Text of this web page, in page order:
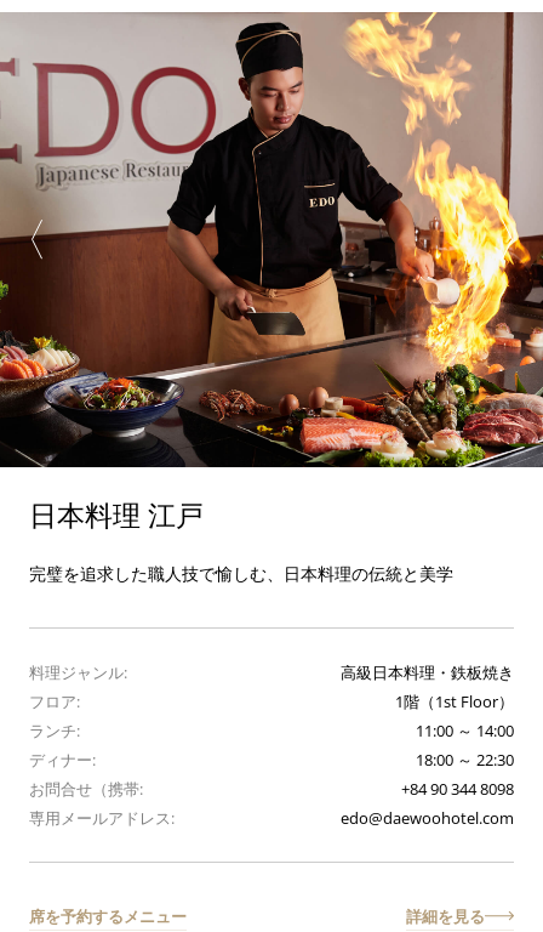
日本料理 江戸
完璧を追求した職人技で愉しむ、日本料理の伝統と美学
料理ジャンル:
高級日本料理・鉄板焼き
フロア:
1階（1st Floor）
ランチ:
11:00 ～ 14:00
ディナー:
18:00 ～ 22:30
お問合せ（携帯:
+84 90 344 8098
専用メールアドレス:
edo@daewoohotel.com
席を予約するメニュー 詳細を見る